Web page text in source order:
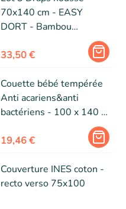
70x140 cm - EASY
DORT - Bambou
Extensible - Rose -
33,50 €
Couette bébé tempérée
Anti acariens&anti
bactériens - 100 x 140 -
MORTREUX
19,46 €
Couverture INES coton -
recto verso 75x100